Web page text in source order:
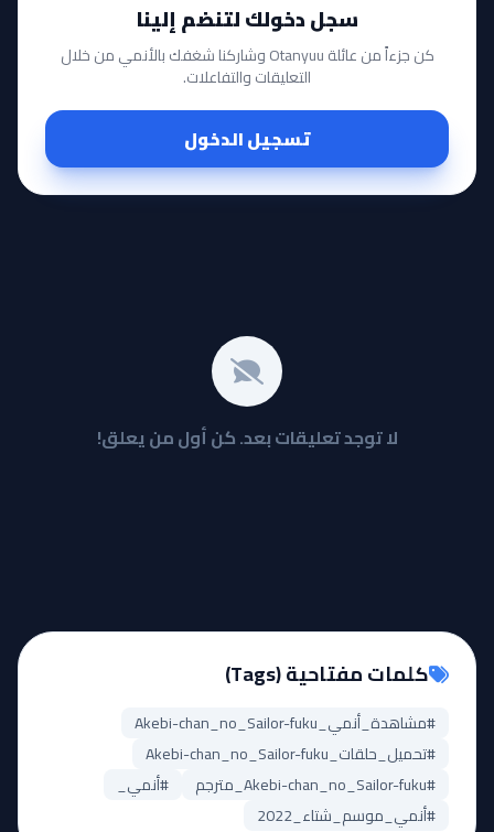
سجل دخولك لتنضم إلينا
كن جزءاً من عائلة Otanyuu وشاركنا شغفك بالأنمي من خلال
التعليقات والتفاعلات.
تسجيل الدخول
لا توجد تعليقات بعد. كن أول من يعلق!
كلمات مفتاحية (Tags)
#مشاهدة_أنمي_Akebi-chan_no_Sailor-fuku
#تحميل_حلقات_Akebi-chan_no_Sailor-fuku
#Akebi-chan_no_Sailor-fuku_مترجم
#أنمي_
#أنمي_موسم_شتاء_2022